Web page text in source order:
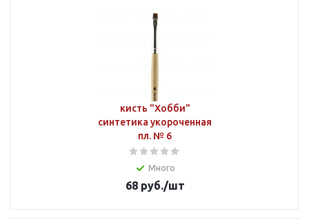
кисть "Хобби"
синтетика укороченная
пл. № 6
Много
68руб./шт